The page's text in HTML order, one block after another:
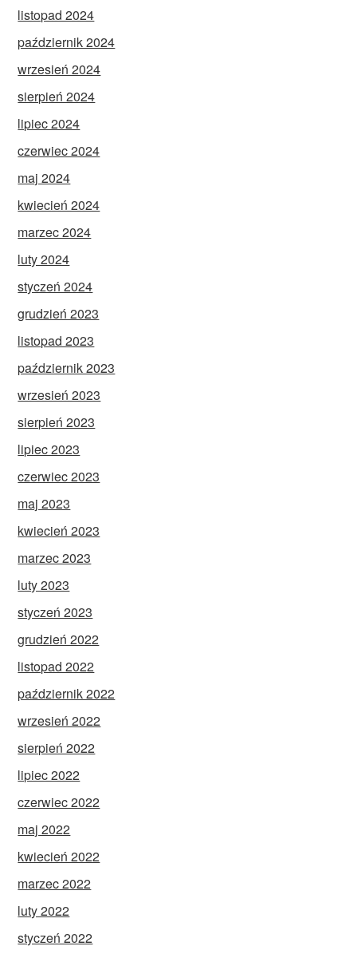
listopad 2024
październik 2024
wrzesień 2024
sierpień 2024
lipiec 2024
czerwiec 2024
maj 2024
kwiecień 2024
marzec 2024
luty 2024
styczeń 2024
grudzień 2023
listopad 2023
październik 2023
wrzesień 2023
sierpień 2023
lipiec 2023
czerwiec 2023
maj 2023
kwiecień 2023
marzec 2023
luty 2023
styczeń 2023
grudzień 2022
listopad 2022
październik 2022
wrzesień 2022
sierpień 2022
lipiec 2022
czerwiec 2022
maj 2022
kwiecień 2022
marzec 2022
luty 2022
styczeń 2022